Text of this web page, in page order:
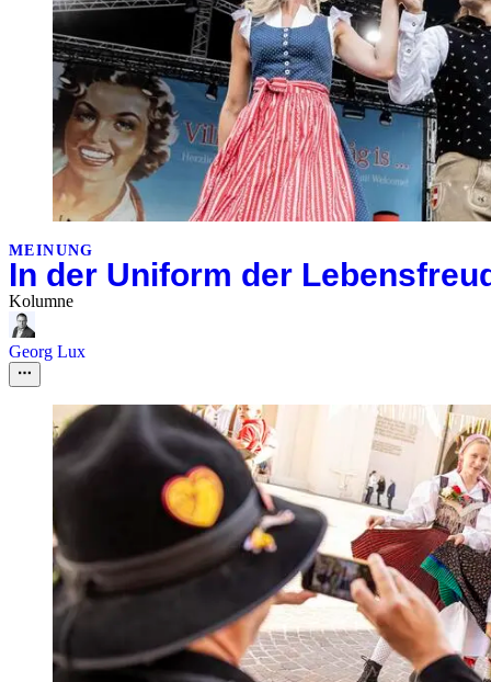
MEINUNG
In der Uniform der
Kolumne
Georg Lux